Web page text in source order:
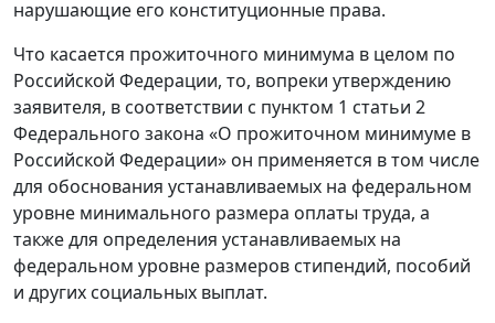
нарушающие его конституционные права.
Что касается прожиточного минимума в целом по
Российской Федерации, то, вопреки утверждению
заявителя, в соответствии с пунктом 1 статьи 2
Федерального закона «О прожиточном минимуме в
Российской Федерации» он применяется в том числе
для обоснования устанавливаемых на федеральном
уровне минимального размера оплаты труда, а
также для определения устанавливаемых на
федеральном уровне размеров стипендий, пособий
и других социальных выплат.